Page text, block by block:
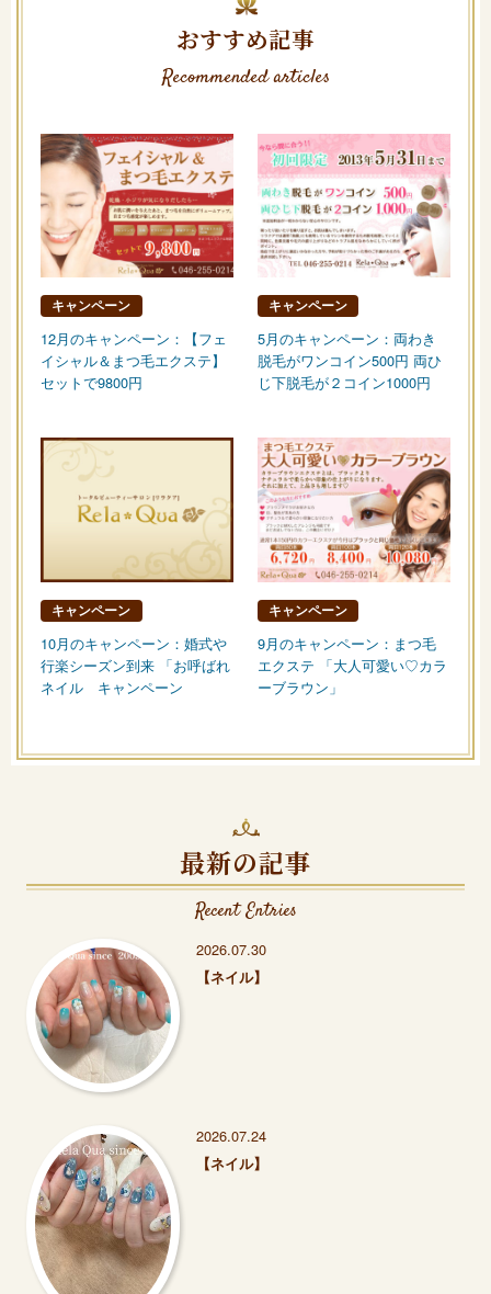
おすすめ記事
Recommended articles
キャンペーン
12月のキャンペーン：【フェ
イシャル＆まつ毛エクステ】
セットで9800円
キャンペーン
5月のキャンペーン：両わき
脱毛がワンコイン500円 両ひ
じ下脱毛が２コイン1000円
キャンペーン
10月のキャンペーン：婚式や
行楽シーズン到来 「お呼ばれ
ネイル キャンペーン
キャンペーン
9月のキャンペーン：まつ毛
エクステ 「大人可愛い♡カラ
ーブラウン」
最新の記事
Recent Entries
2026.07.30
【ネイル】
2026.07.24
【ネイル】